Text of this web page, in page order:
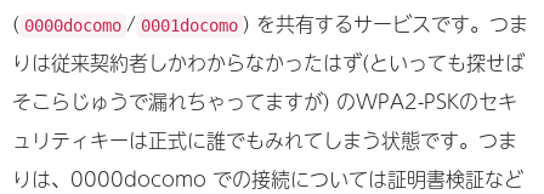
( 0000docomo / 0001docomo ) を共有するサービスです。つま
りは従来契約者しかわからなかったはず(といっても探せば
そこらじゅうで漏れちゃってますが) のWPA2-PSKのセキ
ュリティキーは正式に誰でもみれてしまう状態です。つま
りは、0000docomo での接続については証明書検証など